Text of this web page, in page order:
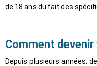
de 18 ans du fait des
Comment
Depuis plusieurs années,